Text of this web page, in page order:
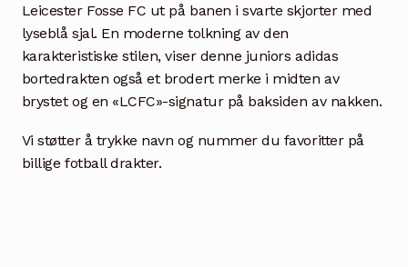
Leicester Fosse FC ut på banen i svarte skjorter med
lyseblå sjal. En moderne tolkning av den
karakteristiske stilen, viser denne juniors adidas
bortedrakten også et brodert merke i midten av
brystet og en «LCFC»-signatur på baksiden av nakken.
Vi støtter å trykke navn og nummer du favoritter på
billige fotball drakter.